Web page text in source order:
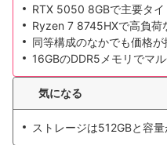
RTX 5050 8GBで主要タ
Ryzen 7 8745HXで高負荷
同等構成のなかでも価格が
16GBのDDR5メモリでマ
気になる
ストレージは512GBと容